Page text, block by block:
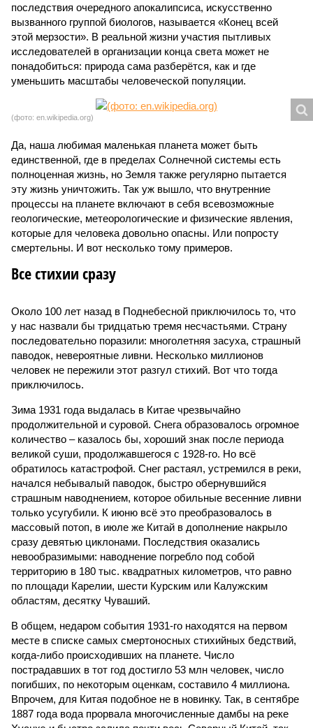
последствия очередного апокалипсиса, искусственно
вызванного группой биологов, называется «Конец всей
этой мерзости». В реальной жизни участия пытливых
исследователей в организации конца света может не
понадобиться: природа сама разберётся, как и где
уменьшить масштабы человеческой популяции.
(фото: en.wikipedia.org)
Да, наша любимая маленькая планета может быть
единственной, где в пределах Солнечной системы есть
полноценная жизнь, но Земля также регулярно пытается
эту жизнь уничтожить. Так уж вышло, что внутренние
процессы на планете включают в себя всевозможные
геологические, метеорологические и физические явления,
которые для человека довольно опасны. Или попросту
смертельны. И вот несколько тому примеров.
Все стихии сразу
Около 100 лет назад в Поднебесной приключилось то, что
у нас назвали бы тридцатью тремя несчастьями. Страну
последовательно поразили: многолетняя засуха, страшный
паводок, невероятные ливни. Несколько миллионов
человек не пережили этот разгул стихий. Вот что тогда
приключилось.
Зима 1931 года выдалась в Китае чрезвычайно
продолжительной и суровой. Снега образовалось огромное
количество – казалось бы, хороший знак после периода
великой суши, продолжавшегося с 1928-го. Но всё
обратилось катастрофой. Снег растаял, устремился в реки,
начался небывалый паводок, быстро обернувшийся
страшным наводнением, которое обильные весенние ливни
только усугубили. К июню всё это преобразовалось в
массовый потоп, в июле же Китай в дополнение накрыло
сразу девятью циклонами. Последствия оказались
невообразимыми: наводнение погребло под собой
территорию в 180 тыс. квадратных километров, что равно
по площади Карелии, шести Курским или Калужским
областям, десятку Чуваший.
В общем, недаром события 1931-го находятся на первом
месте в списке самых смертоносных стихийных бедствий,
когда-либо происходивших на планете. Число
пострадавших в тот год достигло 53 млн человек, число
погибших, по некоторым оценкам, составило 4 миллиона.
Впрочем, для Китая подобное не в новинку. Так, в сентябре
1887 года вода прорвала многочисленные дамбы на реке